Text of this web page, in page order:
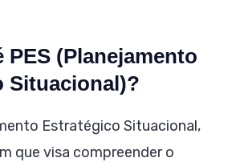
PES (Planejamento
Situacional)?
Estratégico Situacional,
que visa compreender o